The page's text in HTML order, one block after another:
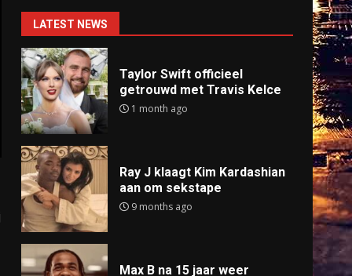
LATEST NEWS
Taylor Swift officieel
getrouwd met Travis Kelce
1 month ago
Ray J klaagt Kim Kardashian
aan om sekstape
9 months ago
Max B na 15 jaar weer